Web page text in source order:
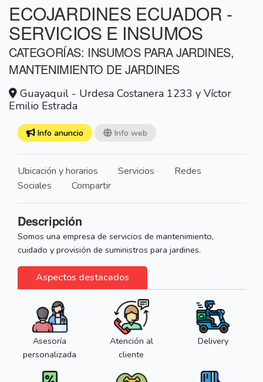
ECOJARDINES ECUADOR -
SERVICIOS E INSUMOS
CATEGORÍAS: INSUMOS PARA JARDINES,
MANTENIMIENTO DE JARDINES
Guayaquil - Urdesa Costanera 1233 y Víctor
Emilio Estrada
Info anuncio Info web
Ubicación y horarios Servicios
Redes
Sociales
Compartir
Descripción
Somos una empresa de servicios de mantenimiento,
cuidado y provisión de suministros para jardines.
Aspectos destacados
Asesoría
personalizada
Atención al
cliente
Delivery